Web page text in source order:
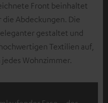
Front beinhaltet
Abdeckungen. Die
gestaltet und
Textilien auf,
jedes Wohnzimmer.